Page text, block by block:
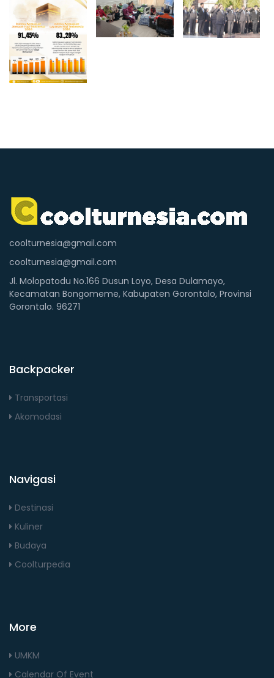
coolturnesia@gmail.com
coolturnesia@gmail.com
Jl. Molopatodu No.166 Dusun Loyo, Desa Dulamayo,
Kecamatan Bongomeme, Kabupaten Gorontalo, Provinsi
Gorontalo. 96271
Backpacker
Transportasi
Akomodasi
Navigasi
Destinasi
Kuliner
Budaya
Coolturpedia
More
UMKM
Calendar Of Event